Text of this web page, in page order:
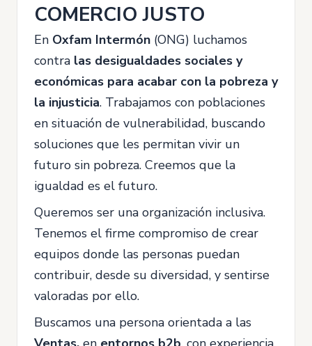
COMERCIO JUSTO
En Oxfam Intermón (ONG) luchamos
contra las desigualdades sociales y
económicas para acabar con la pobreza y
la injusticia. Trabajamos con poblaciones
en situación de vulnerabilidad, buscando
soluciones que les permitan vivir un
futuro sin pobreza. Creemos que la
igualdad es el futuro.
Queremos ser una organización inclusiva.
Tenemos el firme compromiso de crear
equipos donde las personas puedan
contribuir, desde su diversidad, y sentirse
valoradas por ello.
Buscamos una persona orientada a las